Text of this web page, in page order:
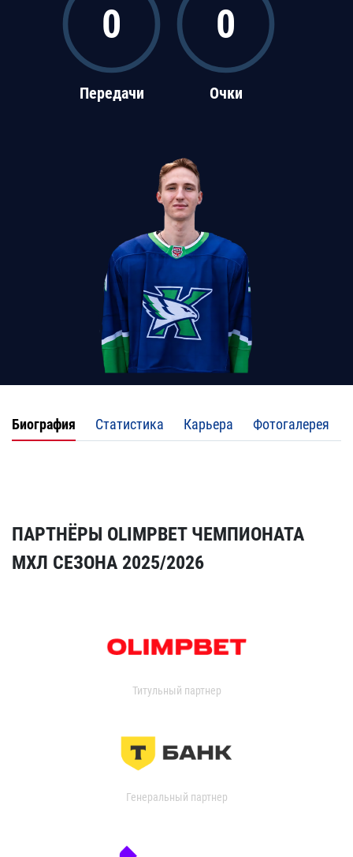
0
Передачи
0
Очки
Биография Статистика Карьера Фотогалерея
ПАРТНЁРЫ OLIMPBET ЧЕМПИОНАТА
МХЛ СЕЗОНА 2025/2026
Титульный партнер
Генеральный партнер